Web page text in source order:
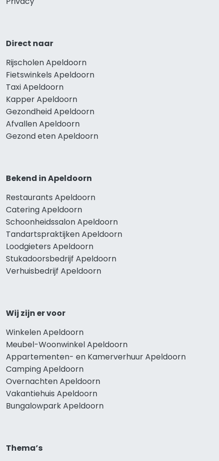
Direct naar
Rijscholen Apeldoorn
Fietswinkels Apeldoorn
Taxi Apeldoorn
Kapper Apeldoorn
Gezondheid Apeldoorn
Afvallen Apeldoorn
Gezond eten Apeldoorn
Bekend in Apeldoorn
Restaurants Apeldoorn
Catering Apeldoorn
Schoonheidssalon Apeldoorn
Tandartspraktijken Apeldoorn
Loodgieters Apeldoorn
Stukadoorsbedrijf Apeldoorn
Verhuisbedrijf Apeldoorn
Wij zijn er voor
Winkelen Apeldoorn
Meubel-Woonwinkel Apeldoorn
Appartementen- en Kamerverhuur Apeldoorn
Camping Apeldoorn
Overnachten Apeldoorn
Vakantiehuis Apeldoorn
Bungalowpark Apeldoorn
Thema’s